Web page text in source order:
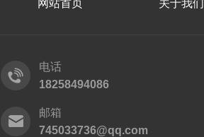
网站首页 关于我们
电话
18258494086
邮箱
745033736@qq.com